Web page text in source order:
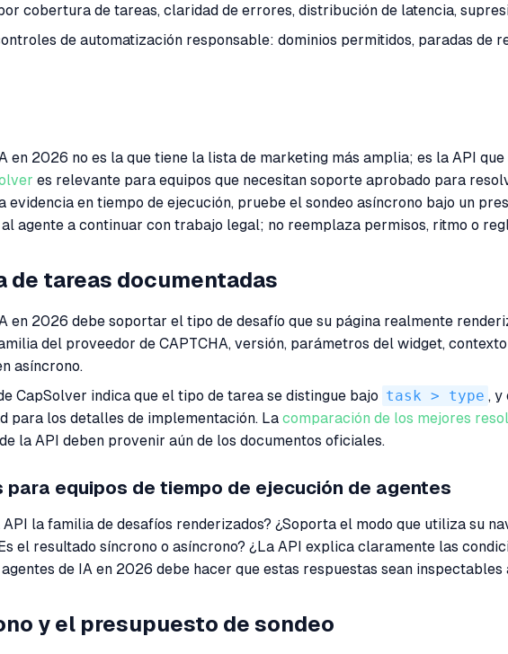
cobertura de tareas, claridad de errores, distribución de latencia,
de automatización responsable: dominios permitidos, paradas de
en 2026 no es la que tiene la lista de marketing más amplia; es la API
es relevante para equipos que necesitan soporte aprobado para
evidencia en tiempo de ejecución, pruebe el sondeo asíncrono bajo un
al agente a continuar con trabajo legal; no reemplaza permisos, ritmo o
de tareas documentadas
en 2026 debe soportar el tipo de desafío que su página realmente
del proveedor de CAPTCHA, versión, parámetros del widget,
asíncrono.
CapSolver indica que el tipo de tarea se distingue bajo task > type , y
para los detalles de implementación. La comparación de los mejores
la API deben provenir aún de los documentos oficiales.
equipos de tiempo de ejecución de agentes
la familia de desafíos renderizados? ¿Soporta el modo que utiliza su
el resultado síncrono o asíncrono? ¿La API explica claramente las
de IA en 2026 debe hacer que estas respuestas sean
y el presupuesto de sondeo